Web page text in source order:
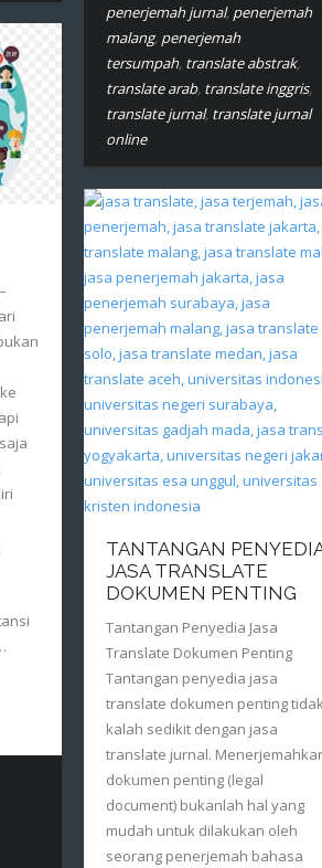
penerjemah jurnal, penerjemah
malang, penerjemah
tersumpah, translate abstrak,
translate arab, translate inggris,
translate jurnal, translate jurnal
online
TANTANGAN
JASA TRANSLATE
DOKUMEN PENTING
Tantangan Penyedia Jasa
Translate Dokumen Penting
Tantangan penyedia jasa
translate dokumen penting
kalah sedikit dengan jasa
translate jurnal.
dokumen penting (legal
document) bukanlah hal yang
mudah untuk dilakukan oleh
seorang penerjemah bahasa